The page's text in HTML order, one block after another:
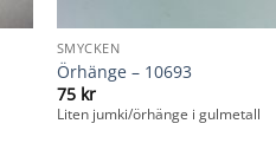
SMYCKEN
Örhänge – 10693
75 kr
Liten jumki/örhänge i gulmetall